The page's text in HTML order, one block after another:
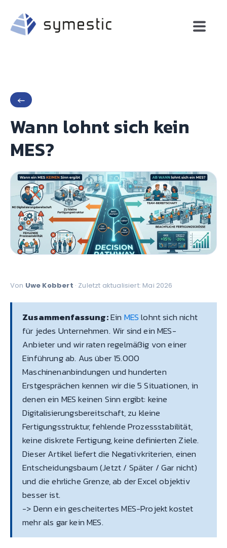
←
Wann lohnt sich kein
MES?
Von Uwe Kobbert · Zuletzt aktualisiert: Mai 2026
Zusammenfassung:Ein MESlohnt sich nicht
für jedes Unternehmen. Wir sind ein MES-
Anbieter und wir raten regelmäßig von einer
Einführung ab. Aus über 15.000
Maschinenanbindungen und hunderten
Erstgesprächen kennen wir die 5 Situationen, in
denen ein MES keinen Sinn ergibt: keine
Digitalisierungsbereitschaft, zu kleine
Fertigungsstruktur, fehlende Prozessstabilität,
keine diskrete Fertigung, keine definierten Ziele.
Dieser Artikel liefert die Negativkriterien, einen
Entscheidungsbaum (Jetzt / Später / Gar nicht)
und die ehrliche Grenze, ab der Excel objektiv
besser ist.
-> Denn ein gescheitertes MES-Projekt kostet
mehr als gar kein MES.